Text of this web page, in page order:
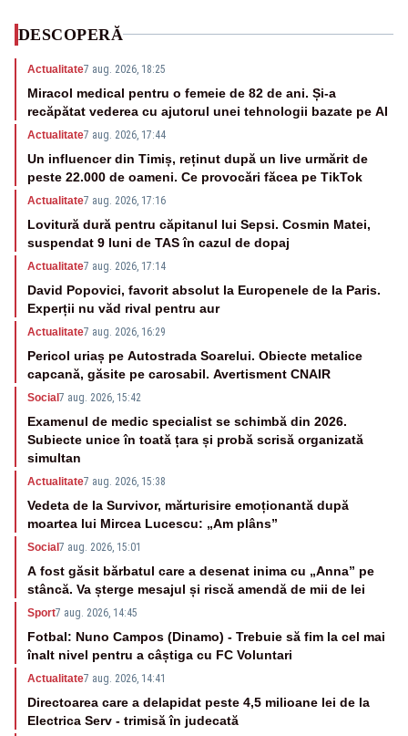
DESCOPERĂ
Actualitate7 aug. 2026, 18:25
Miracol medical pentru o femeie de 82 de ani. Și-a
recăpătat vederea cu ajutorul unei tehnologii bazate pe AI
Actualitate7 aug. 2026, 17:44
Un influencer din Timiș, reținut după un live urmărit de
peste 22.000 de oameni. Ce provocări făcea pe TikTok
Actualitate7 aug. 2026, 17:16
Lovitură dură pentru căpitanul lui Sepsi. Cosmin Matei,
suspendat 9 luni de TAS în cazul de dopaj
Actualitate7 aug. 2026, 17:14
David Popovici, favorit absolut la Europenele de la Paris.
Experții nu văd rival pentru aur
Actualitate7 aug. 2026, 16:29
Pericol uriaș pe Autostrada Soarelui. Obiecte metalice
capcană, găsite pe carosabil. Avertisment CNAIR
Social7 aug. 2026, 15:42
Examenul de medic specialist se schimbă din 2026.
Subiecte unice în toată țara și probă scrisă organizată
simultan
Actualitate7 aug. 2026, 15:38
Vedeta de la Survivor, mărturisire emoționantă după
moartea lui Mircea Lucescu: „Am plâns”
Social7 aug. 2026, 15:01
A fost găsit bărbatul care a desenat inima cu „Anna” pe
stâncă. Va șterge mesajul și riscă amendă de mii de lei
Sport7 aug. 2026, 14:45
Fotbal: Nuno Campos (Dinamo) - Trebuie să fim la cel mai
înalt nivel pentru a câștiga cu FC Voluntari
Actualitate7 aug. 2026, 14:41
Directoarea care a delapidat peste 4,5 milioane lei de la
Electrica Serv - trimisă în judecată